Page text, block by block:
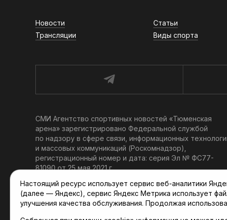
Новости Статьи
Трансляции
Виды спорта
СМИ Агентство спортивных новостей «Тюменская
арена» зарегистрировано Федеральной службой
по надзору в сфере связи, информационных
и массовых коммуникаций (Роскомнадзор),
регистрационный номер и дата: серия Эл № ФС77-
81090 от 25 мая 2021 г.
Главный редактор: Мартынов В. В.
При использовании материалов ссылка обязательна.
Политика конфиденциальности
Настоящий ресурс использует сервис веб-аналитики
(далее — Яндекс), сервис Яндекс Метрика использует
улучшения качества обслуживания. Продолжая